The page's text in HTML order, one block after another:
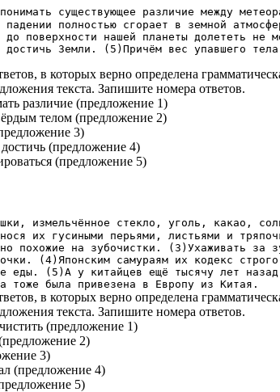
существующее различие между
полностью сгорает в земной
до поверхности нашей планеты долететь не
достичь Земли. (5)Причём вес упавшего
в которых верно определена
текста. Запишите номера ответов.
различие (предложение 1)
телом (предложение 2)
3)
достичь (предложение 4)
(предложение 5)
измельчённое стекло, уголь, какао,
их гусиными перьями, листьями и
похожие на зубочистки. (3)Ухаживать за
(4)Японским самураям их кодекс
еды. (5)А у китайцев ещё тысячу лет назад
тоже была привезена в Европу из Китая.
в которых верно определена
текста. Запишите номера ответов.
(предложение 1)
2)
3)
(предложение 4)
5)